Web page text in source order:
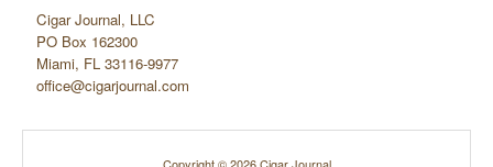
Cigar Journal, LLC
PO Box 162300
Miami, FL 33116-9977
office@cigarjournal.com
Copyright © 2026 Cigar Journal